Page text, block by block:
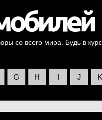
со всего мира. Будь в
G H I J K